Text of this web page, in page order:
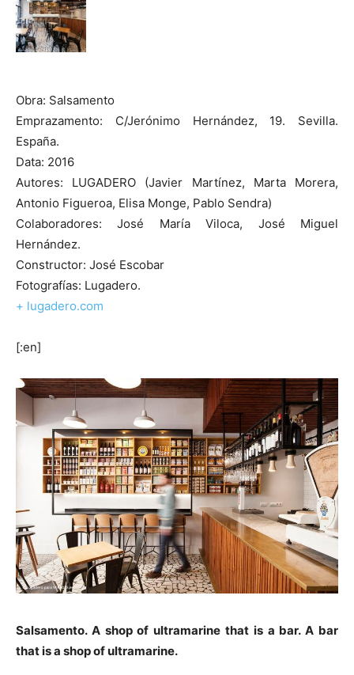
Obra: Salsamento
Emprazamento: C/Jerónimo Hernández, 19. Sevilla.
España.
Data: 2016
Autores: LUGADERO (Javier Martínez, Marta Morera,
Antonio Figueroa, Elisa Monge, Pablo Sendra)
Colaboradores: José María Viloca, José Miguel
Hernández.
Constructor: José Escobar
Fotografías: Lugadero.
+ lugadero.com
[:en]
Salsamento. A shop of ultramarine that is a bar. A bar
that is a shop of ultramarine.